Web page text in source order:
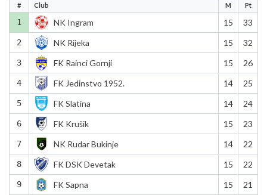
# Club M Pt
1 NK Ingram 15 33
2 NK Rijeka 15 32
3 FK Rainci Gornji 15 26
4 FK Jedinstvo 1952. 14 25
5 FK Slatina 14 24
6 FK Krušik 15 23
7 NK Rudar Bukinje 14 22
8 FK DSK Devetak 15 22
9 FK Sapna 15 21